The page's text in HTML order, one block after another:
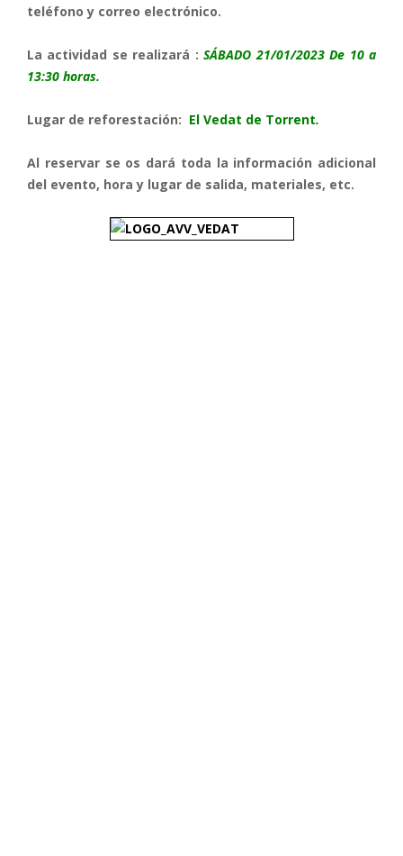
teléfono y correo electrónico.
La actividad se realizará :SÁBADO 21/01/2023 De 10 a
13:30 horas.
Lugar de reforestación: El Vedat de Torrent.
Al reservar se os dará toda la información adicional
del evento, hora y lugar de salida, materiales, etc.